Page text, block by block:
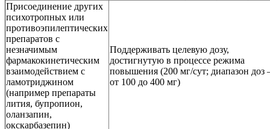
Присоединение других
психотропных или
противоэпилептических
препаратов с
незначимым
фармакокинетическим
взаимодействием с
ламотриджином
(например препараты
лития, бупропион,
оланзапин,
окскарбазепин)
Поддерживать целевую дозу,
достигнутую в процессе режима
повышения (200 мг/сут; диапазон
от 100 до 400 мг)